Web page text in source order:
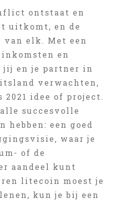
ontstaat en
uitkomt, en de
van elk. Met een
en
en je partner in
verwachten,
2021 idee of project.
succesvolle
hebben: een goed
waar je
of de
aandeel kunt
litecoin moest je
kun je bij een